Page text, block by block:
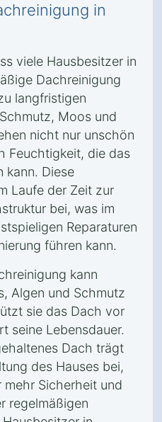
in
viele Hausbesitzer in
Dachreinigung
langfristigen
Moos und
nicht nur unschön
Feuchtigkeit, die das
kann. Diese
Laufe der Zeit zur
bei, was im
Reparaturen
führen kann.
kann
Algen und Schmutz
sie das Dach vor
seine Lebensdauer.
Dach trägt
des Hauses bei,
Sicherheit und
regelmäßigen